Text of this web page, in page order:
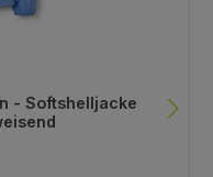
- Softshelljacke